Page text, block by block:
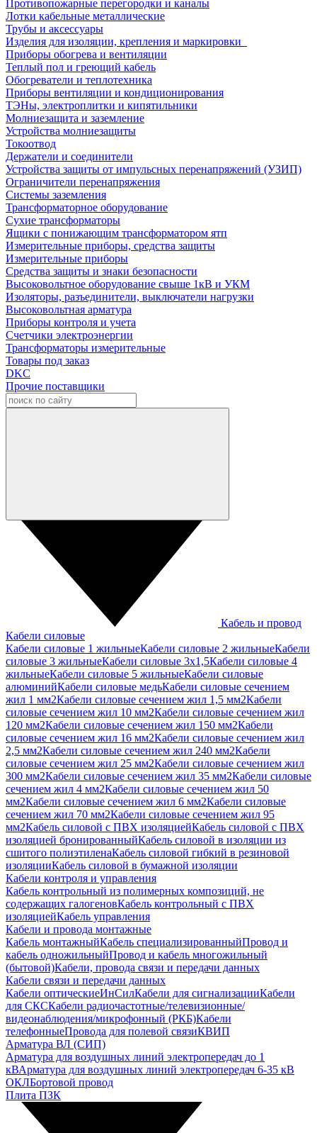
Противопожарные перегородки и каналы
Лотки кабельные металлические
Трубы и аксессуары
Изделия для изоляции, крепления и маркировки
Приборы обогрева и вентиляции
Теплый пол и греющий кабель
Обогреватели и теплотехника
Приборы вентиляции и кондиционирования
ТЭНы, электроплитки и кипятильники
Молниезащита и заземление
Устройства молниезащиты
Токоотвод
Держатели и соединители
Устройства защиты от импульсных перенапряжений (УЗИП)
Ограничители перенапряжения
Системы заземления
Трансформаторное оборудование
Сухие трансформаторы
Ящики с понижающим трансформатором ятп
Измерительные приборы, средства защиты
Измерительные приборы
Средства защиты и знаки безопасности
Высоковольтное оборудование свыше 1кВ и УКМ
Изоляторы, разъединители, выключатели нагрузки
Высоковольтная арматура
Приборы контроля и учета
Счетчики электроэнергии
Трансформаторы измерительные
Товары под заказ
DKC
Прочие поставщики
Кабель и провод
Кабели силовые
Кабели силовые 1 жильныеКабели силовые 2 жильныеКабели
силовые 3 жильныеКабели силовые 3х1,5Кабели силовые 4
жильныеКабели силовые 5 жильныеКабели силовые
алюминийКабели силовые медьКабели силовые сечением
жил 1 мм2Кабели силовые сечением жил 1,5 мм2Кабели
силовые сечением жил 10 мм2Кабели силовые сечением жил
120 мм2Кабели силовые сечением жил 150 мм2Кабели
силовые сечением жил 16 мм2Кабели силовые сечением жил
2,5 мм2Кабели силовые сечением жил 240 мм2Кабели
силовые сечением жил 25 мм2Кабели силовые сечением жил
300 мм2Кабели силовые сечением жил 35 мм2Кабели силовые
сечением жил 4 мм2Кабели силовые сечением жил 50
мм2Кабели силовые сечением жил 6 мм2Кабели силовые
сечением жил 70 мм2Кабели силовые сечением жил 95
мм2Кабель силовой с ПВХ изоляциейКабель силовой с ПВХ
изоляцией бронированныйКабель силовой в изоляции из
сшитого полиэтиленаКабель силовой гибкий в резиновой
изоляцииКабель силовой в бумажной изоляции
Кабели контроля и управления
Кабель контрольный из полимерных композиций, не
содержащих галогеновКабель контрольный с ПВХ
изоляциейКабель управления
Кабели и провода монтажные
Кабель монтажныйКабель специализированныйПровод и
кабель одножильныйПровод и кабель многожильный
(бытовой)Кабели, провода связи и передачи данных
Кабели связи и передачи данных
Кабели оптическиеИнСилКабели для сигнализацииКабели
для СКСКабели радиочастотные/телевизионные/
видеонаблюдения/микрофонный (РКБ)Кабели
телефонныеПровода для полевой связиКВИП
Арматура ВЛ (СИП)
Арматура для воздушных линий электропередач до 1
кВАрматура для воздушных линий электропередач 6-35 кВ
ОКЛБортовой провод
Плита ПЗК